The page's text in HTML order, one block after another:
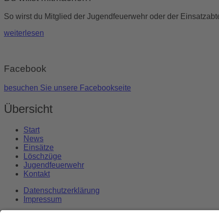
So wirst du Mitglied der Jugendfeuerwehr oder der
weiterlesen
Facebook
besuchen Sie unsere Facebookseite
Übersicht
Start
News
Einsätze
Löschzüge
Jugendfeuerwehr
Kontakt
Datenschutzerklärung
Impressum